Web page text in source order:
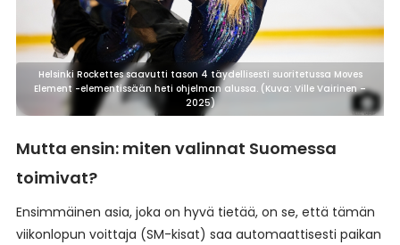
Helsinki Rockettes saavutti tason 4 täydellisesti suoritetussa Moves
Element -elementissään heti ohjelman alussa. (Kuva: Ville Vairinen –
2025)
Mutta ensin: miten valinnat Suomessa
toimivat?
Ensimmäinen asia, joka on hyvä tietää, on se, että tämän
viikonlopun voittaja (SM-kisat) saa automaattisesti paikan